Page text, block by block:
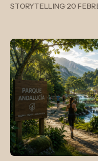
paradigmas a lo
vida ha creído en
anuncian que la
STORYTELLING·20